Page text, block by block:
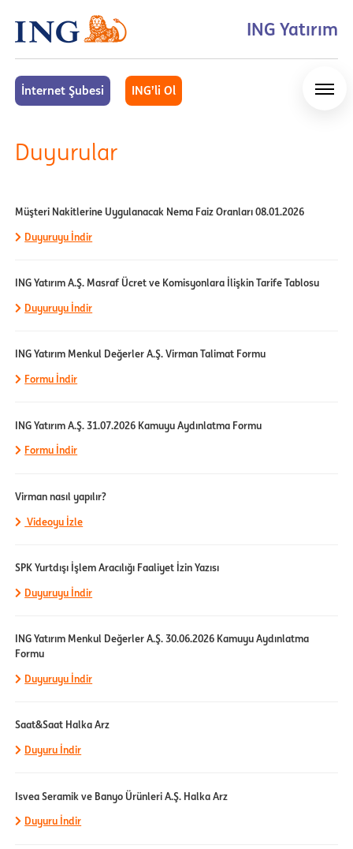
ING Yatırım
İnternet Şubesi ING’li Ol
Duyurular
Müşteri Nakitlerine Uygulanacak Nema Faiz Oranları 08.01.2026
Duyuruyu İndir
ING Yatırım A.Ş. Masraf Ücret ve Komisyonlara İlişkin Tarife Tablosu
Duyuruyu İndir
ING Yatırım Menkul Değerler A.Ş. Virman Talimat Formu
Formu İndir
ING Yatırım A.Ş. 31.07.2026 Kamuyu Aydınlatma Formu
Formu İndir
Virman nasıl yapılır?
Videoyu İzle
SPK Yurtdışı İşlem Aracılığı Faaliyet İzin Yazısı
Duyuruyu İndir
ING Yatırım Menkul Değerler A.Ş. 30.06.2026 Kamuyu Aydınlatma
Formu
Duyuruyu İndir
Saat&Saat Halka Arz
Duyuru İndir
Isvea Seramik ve Banyo Ürünleri A.Ş. Halka Arz
Duyuru İndir